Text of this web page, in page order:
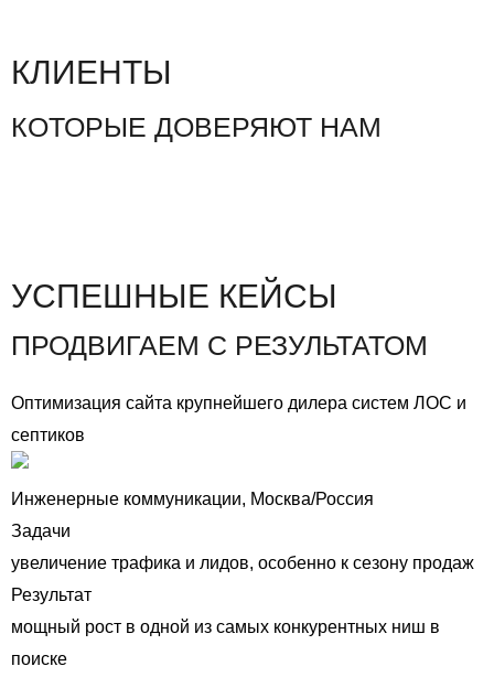
КЛИЕНТЫ
КОТОРЫЕ ДОВЕРЯЮТ НАМ
УСПЕШНЫЕ КЕЙСЫ
ПРОДВИГАЕМ С РЕЗУЛЬТАТОМ
Оптимизация сайта крупнейшего дилера систем ЛОС и
септиков
Инженерные коммуникации, Москва/Россия
Задачи
увеличение трафика и лидов, особенно к сезону продаж
Результат
мощный рост в одной из самых конкурентных ниш в
поиске